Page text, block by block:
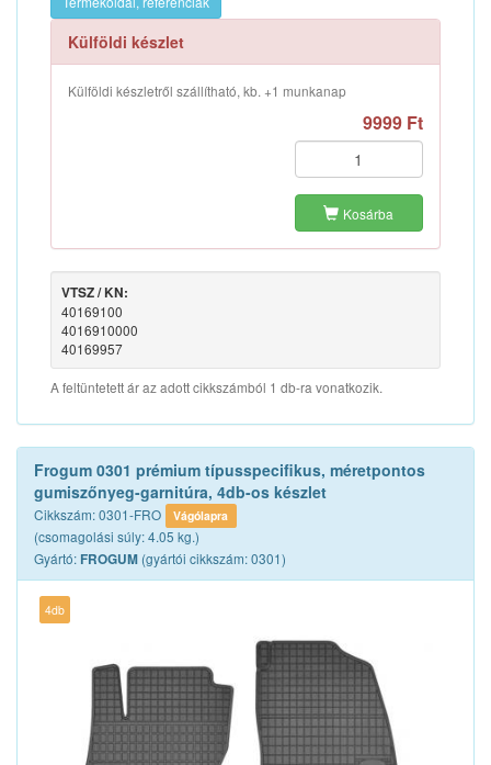
Külföldi készlet
Külföldi készletről szállítható, kb. +1 munkanap
9999 Ft
Kosárba
VTSZ / KN:
40169100
4016910000
40169957
A feltüntetett ár az adott cikkszámból 1 db-ra vonatkozik.
Frogum 0301 prémium típusspecifikus, méretpontos
gumiszőnyeg-garnitúra, 4db-os készlet
Cikkszám: 0301-FRO Vágólapra
(csomagolási súly: 4.05 kg.)
Gyártó: FROGUM (gyártói cikkszám: 0301)
4db